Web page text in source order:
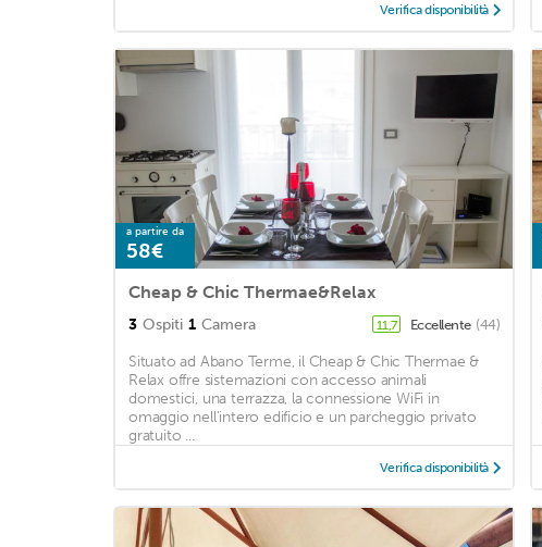
Verifica disponibilità
a partire da
58€
Cheap & Chic Thermae&Relax
3 Ospiti 1 Camera 11,7 Eccellente (44)
Situato ad Abano Terme, il Cheap & Chic Thermae &
Relax offre sistemazioni con accesso animali
domestici, una terrazza, la connessione WiFi in
omaggio nell'intero edificio e un parcheggio privato
gratuito ...
Verifica disponibilità